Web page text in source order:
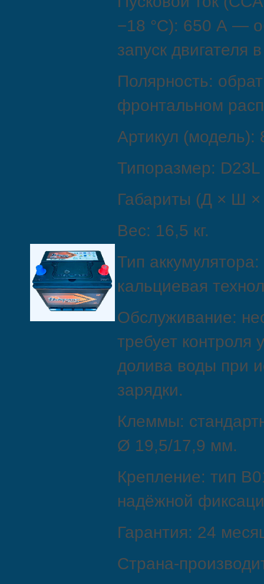
−18 °C): 650 А —
запуск двигателя
Полярность:
фронтальном
Артикул (модель):
Типоразмер: D23L
Габариты (Д × Ш
Вес: 16,5 кг.
Тип
кальциевая
Обслуживание:
требует контроля
долива воды при
зарядки.
Клеммы:
Ø 19,5/17,9 мм.
Крепление: тип
надёжной
Гарантия: 24